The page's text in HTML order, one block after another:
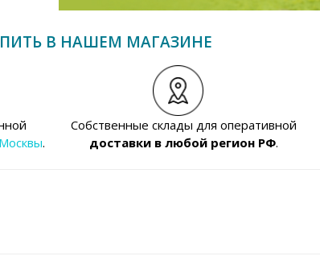
В НАШЕМ МАГАЗИНЕ
.
Собственные склады для оперативной
доставки в любой регион РФ.